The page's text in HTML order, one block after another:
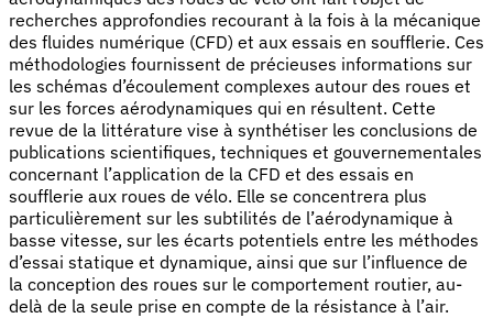
recherches approfondies recourant à la fois à la mécanique
des fluides numérique (CFD) et aux essais en soufflerie. Ces
méthodologies fournissent de précieuses informations sur
les schémas d’écoulement complexes autour des roues et
sur les forces aérodynamiques qui en résultent. Cette
revue de la littérature vise à synthétiser les conclusions de
publications scientifiques, techniques et gouvernementales
concernant l’application de la CFD et des essais en
soufflerie aux roues de vélo. Elle se concentrera plus
particulièrement sur les subtilités de l’aérodynamique à
basse vitesse, sur les écarts potentiels entre les méthodes
d’essai statique et dynamique, ainsi que sur l’influence de
la conception des roues sur le comportement routier, au-
delà de la seule prise en compte de la résistance à l’air.